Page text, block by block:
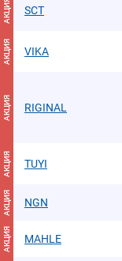
АКЦИЯ SCT
АКЦИЯ VIKA
АКЦИЯ RIGINAL
АКЦИЯ TUYI
АКЦИЯ NGN
АКЦИЯ MAHLE